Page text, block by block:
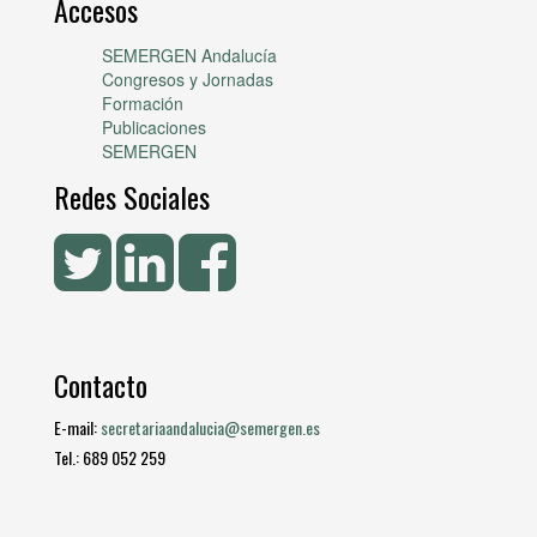
Accesos
SEMERGEN Andalucía
Congresos y Jornadas
Formación
Publicaciones
SEMERGEN
Redes Sociales
Contacto
E-mail:secretariaandalucia@semergen.es
Tel.: 689 052 259